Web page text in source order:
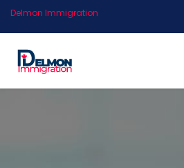
Delmon Immigration